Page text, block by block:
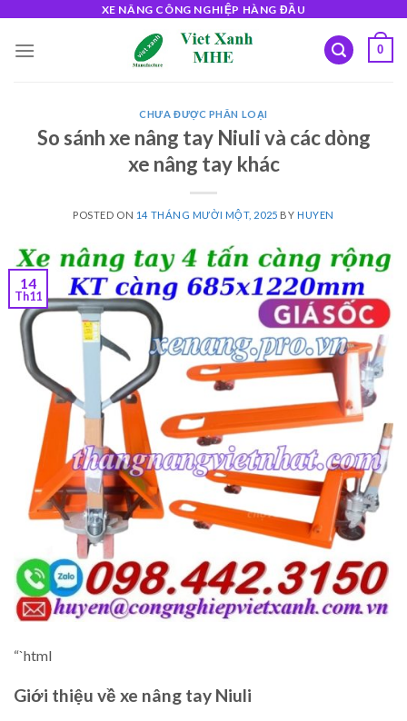
content
XE NÂNG CÔNG NGHIỆP HÀNG ĐẦU
0
CHƯA ĐƯỢC PHÂN LOẠI
So sánh xe nâng tay Niuli và các dòng
xe nâng tay khác
POSTED ON 14 THÁNG MƯỜI MỘT, 2025 BY HUYEN
14
Th11
“`html
Giới thiệu về xe nâng tay Niuli